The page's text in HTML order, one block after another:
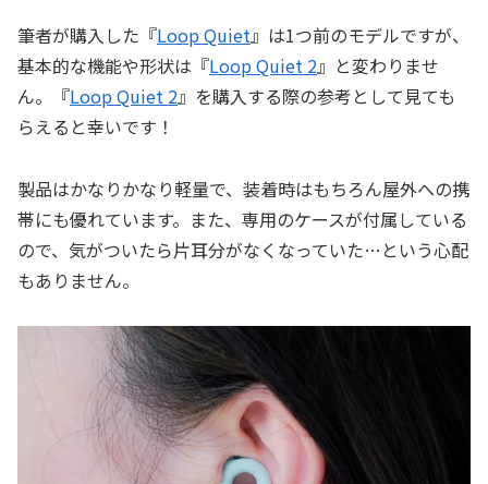
筆者が購入した『Loop Quiet』は1つ前のモデルですが、
基本的な機能や形状は『Loop Quiet 2』と変わりませ
ん。『Loop Quiet 2』を購入する際の参考として見ても
らえると幸いです！
製品はかなりかなり軽量で、装着時はもちろん屋外への携
帯にも優れています。また、専用のケースが付属している
ので、気がついたら片耳分がなくなっていた…という心配
もありません。